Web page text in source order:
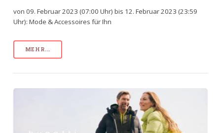
von 09. Februar 2023 (07:00 Uhr) bis 12. Februar 2023 (23:59
Uhr): Mode & Accessoires für Ihn
MEHR...